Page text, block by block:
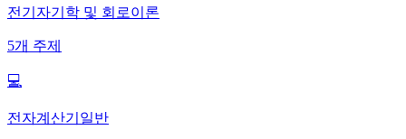
전기자기학 및 회로이론
5개 주제
💻
전자계산기일반